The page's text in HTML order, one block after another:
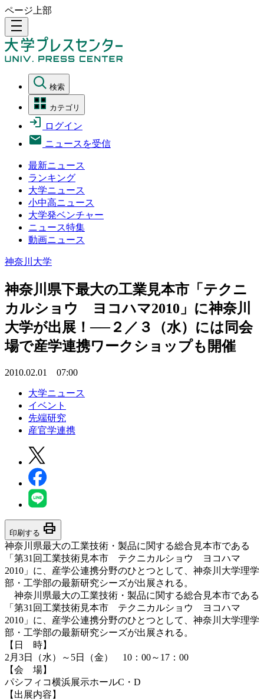
ページ上部
density_medium
検索
カテゴリ
ログイン
ニュースを受信
最新ニュース
ランキング
大学ニュース
小中高ニュース
大学発ベンチャー
ニュース特集
動画ニュース
神奈川大学
神奈川県下最大の工業見本市「テクニ
カルショウ ヨコハマ2010」に神奈川
大学が出展！──２／３（水）には同会
場で産学連携ワークショップも開催
2010.02.01 07:00
大学ニュース
イベント
先端研究
産官学連携
印刷する print
神奈川県最大の工業技術・製品に関する総合見本市である
「第31回工業技術見本市 テクニカルショウ ヨコハマ
2010」に、産学公連携分野のひとつとして、神奈川大学理学
部・工学部の最新研究シーズが出展される。
神奈川県最大の工業技術・製品に関する総合見本市である
「第31回工業技術見本市 テクニカルショウ ヨコハマ
2010」に、産学公連携分野のひとつとして、神奈川大学理学
部・工学部の最新研究シーズが出展される。
【日 時】
2月3日（水）～5日（金） 10：00～17：00
【会 場】
パシフィコ横浜展示ホールC・D
【出展内容】